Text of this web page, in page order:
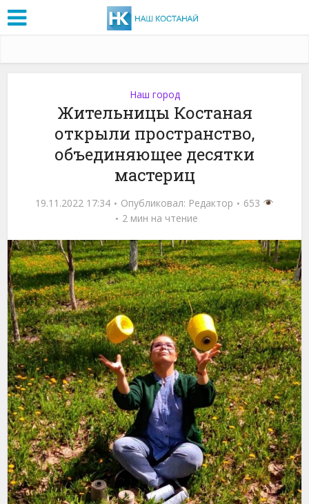
Наш город
Жительницы Костаная
открыли пространство,
объединяющее десятки
мастериц
19.11.2022 17:34 Опубликовал: Редактор
653
2 мин на чтение